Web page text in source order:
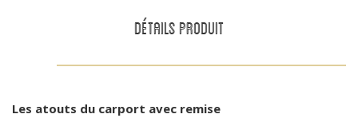
DÉTAILS PRODUIT
Les atouts du carport avec remise